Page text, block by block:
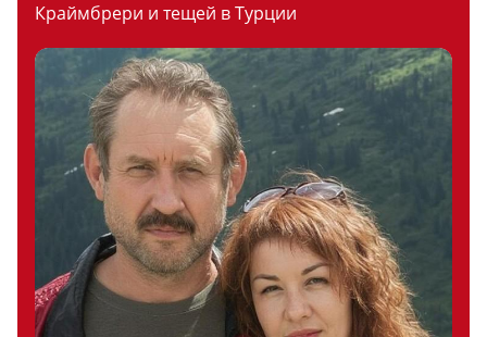
Краймбрери и тещей в Турции